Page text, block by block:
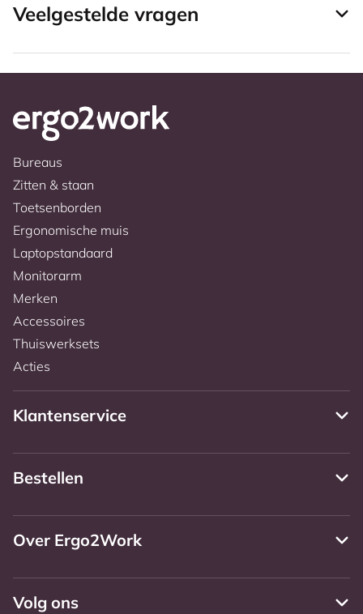
Veelgestelde vragen
Bureaus
Zitten & staan
Toetsenborden
Ergonomische muis
Laptopstandaard
Monitorarm
Merken
Accessoires
Thuiswerksets
Acties
Klantenservice
Bestellen
Over Ergo2Work
Volg ons